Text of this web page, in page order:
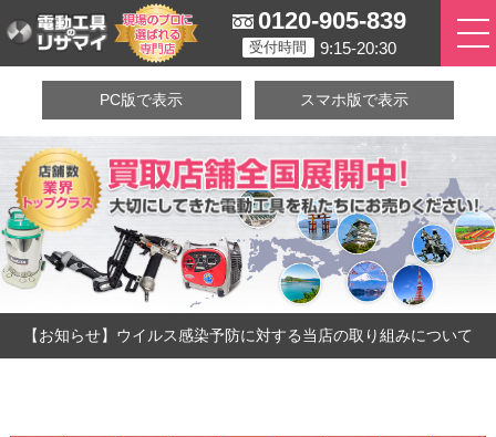
0120-905-839
受付時間 9:15-20:30
PC版で表示 スマホ版で表示
【お知らせ】ウイルス感染予防に対する当店の取り組みについて